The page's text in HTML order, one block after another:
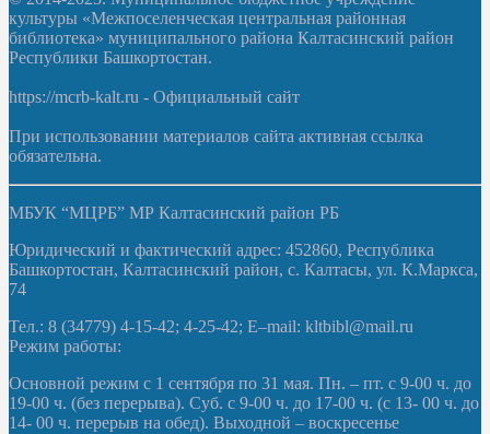
культуры «Межпоселенческая центральная районная
библиотека» муниципального района Калтасинский район
Республики Башкортостан.
https://mcrb-kalt.ru - Официальный сайт
При использовании материалов сайта активная ссылка
обязательна.
МБУК “МЦРБ” МР Калтасинский район РБ
Юридический и фактический адрес: 452860, Республика
Башкортостан, Калтасинский район, с. Калтасы, ул. К.Маркса,
74
Тел.: 8 (34779) 4-15-42; 4-25-42; E–mail: kltbibl@mail.ru
Режим работы:
Основной режим с 1 сентября по 31 мая. Пн. – пт. с 9-00 ч. до
19-00 ч. (без перерыва). Суб. с 9-00 ч. до 17-00 ч. (с 13- 00 ч. до
14- 00 ч. перерыв на обед). Выходной – воскресенье